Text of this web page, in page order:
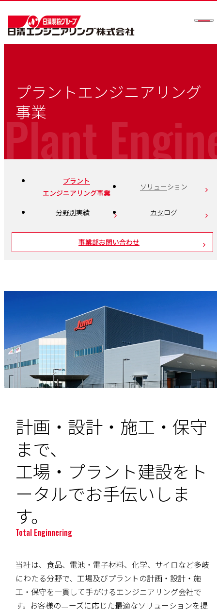
メ
プラントエンジニアリング
事業
Plant
プラント
エンジニアリング事業
ソリュー ション
分野別実績 カタ ログ
事業部お問い合わせ
計画・設計・施工・保守
まで、
工場・プラント建設をト
ータルでお手伝いしま
す。
Total Enginnering
当社は、食品、電池・電子材料、化学、サイロなど多岐
にわたる分野で、工場及びプラントの計画・設計・施
工・保守を一貫して手がけるエンジニアリング会社で
す。お客様のニーズに応じた最適なソリューションを提